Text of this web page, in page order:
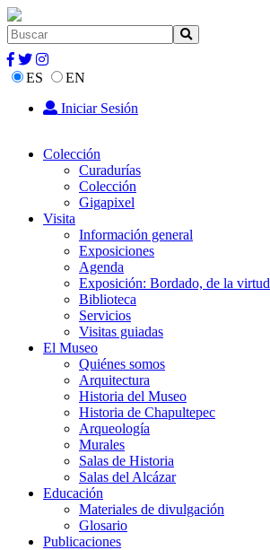
ES
EN
Iniciar Sesión
Colección
Curadurías
Colección
Gigapixel
Visita
Información general
Exposiciones
Agenda
Exposición: Bordado, de la virtud
Biblioteca
Servicios
Visitas guiadas
El Museo
Quiénes somos
Arquitectura
Historia del Museo
Historia de Chapultepec
Arqueología
Murales
Salas de Historia
Salas del Alcázar
Educación
Materiales de divulgación
Glosario
Publicaciones